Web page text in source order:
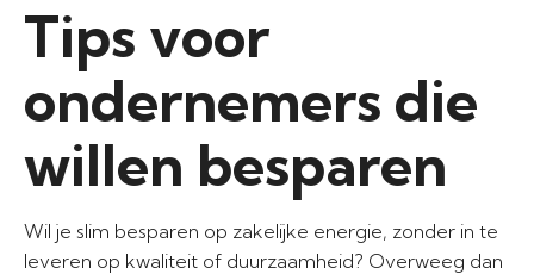
Tips voor
ondernemers die
willen besparen
Wil je slim besparen op zakelijke energie, zonder in te
leveren op kwaliteit of duurzaamheid? Overweeg dan